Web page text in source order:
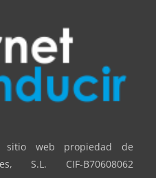
sitio web propiedad de
S.L. CIF-B70608062